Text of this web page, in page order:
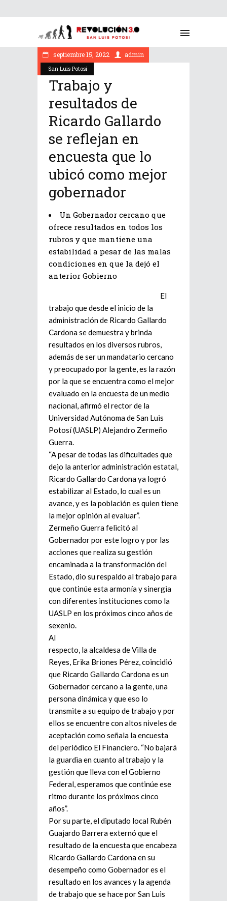
San Luis Potosí
septiembre 15, 2022 admin
Trabajo y
resultados de
Ricardo Gallardo
se reflejan en
encuesta que lo
ubicó como mejor
gobernador
Un Gobernador cercano que
ofrece resultados en todos los
rubros y que mantiene una
estabilidad a pesar de las malas
condiciones en que la dejó el
anterior Gobierno
El
trabajo que desde el inicio de la
administración de Ricardo Gallardo
Cardona se demuestra y brinda
resultados en los diversos rubros,
además de ser un mandatario cercano
y preocupado por la gente, es la razón
por la que se encuentra como el mejor
evaluado en la encuesta de un medio
nacional, afirmó el rector de la
Universidad Autónoma de San Luis
Potosí (UASLP) Alejandro Zermeño
Guerra.
“A pesar de todas las dificultades que
dejo la anterior administración estatal,
Ricardo Gallardo Cardona ya logró
estabilizar al Estado, lo cual es un
avance, y es la población es quien tiene
la mejor opinión al evaluar”.
Zermeño Guerra felicitó al
Gobernador por este logro y por las
acciones que realiza su gestión
encaminada a la transformación del
Estado, dio su respaldo al trabajo para
que continúe esta armonía y sinergia
con diferentes instituciones como la
UASLP en los próximos cinco años de
sexenio.
Al
respecto, la alcaldesa de Villa de
Reyes, Erika Briones Pérez, coincidió
que Ricardo Gallardo Cardona es un
Gobernador cercano a la gente, una
persona dinámica y que eso lo
transmite a su equipo de trabajo y por
ellos se encuentre con altos niveles de
aceptación como señala la encuesta
del periódico El Financiero. “No bajará
la guardia en cuanto al trabajo y la
gestión que lleva con el Gobierno
Federal, esperamos que continúe ese
ritmo durante los próximos cinco
años”.
Por su parte, el diputado local Rubén
Guajardo Barrera externó que el
resultado de la encuesta que encabeza
Ricardo Gallardo Cardona en su
desempeño como Gobernador es el
resultado en los avances y la agenda
de trabajo que se hace por San Luis